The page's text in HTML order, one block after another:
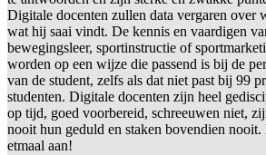
Digitale docenten zullen data vergaren over
wat hij saai vindt. De kennis en vaardigen
bewegingsleer, sportinstructie of
worden op een wijze die passend is bij de
van de student, zelfs als dat niet past bij 99
studenten. Digitale docenten zijn heel
op tijd, goed voorbereid, schreeuwen niet,
nooit hun geduld en staken bovendien nooit.
etmaal aan!